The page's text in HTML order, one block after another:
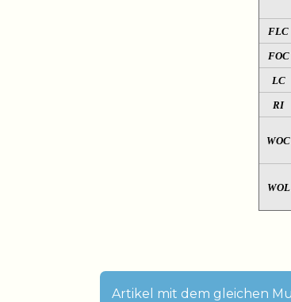
FLC
FOC
LC
RI
WOC
WOL
Artikel mit dem gleichen